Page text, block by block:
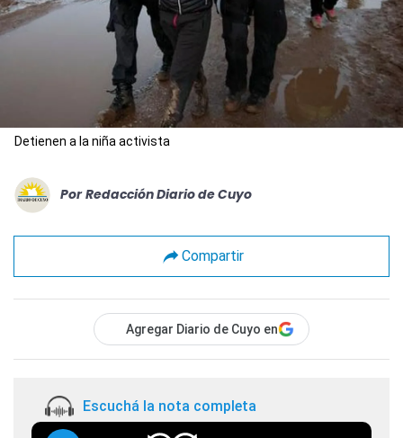
Detienen a la niña activista
Por Redacción Diario de Cuyo
Compartir
Agregar Diario de Cuyo en
Escuchá la nota completa